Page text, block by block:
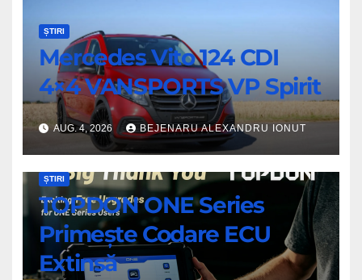
ȘTIRI
Mercedes Vito 124 CDI
4×4 VANSPORTS VP Spirit
AUG. 4, 2026 BEJENARU ALEXANDRU IONUT
ȘTIRI
TOPDON ONE Series
Primește Codare ECU
Extinsă